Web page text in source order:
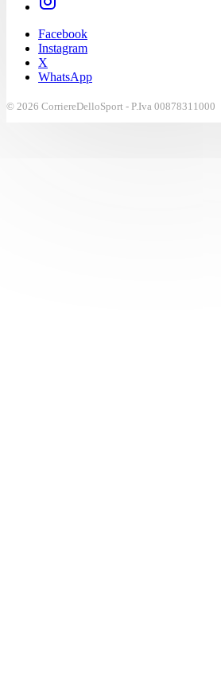
Facebook
Instagram
X
WhatsApp
© 2026 CorriereDelloSport - P.Iva 00878311000